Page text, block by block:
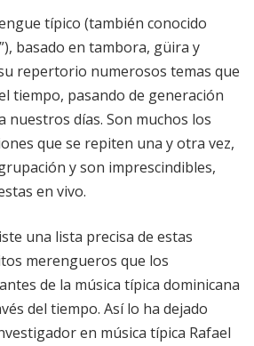
típico (también conocido
basado en tambora, güira y
repertorio numerosos temas que
tiempo, pasando de generación
nuestros días. Son muchos los
que se repiten una y otra vez,
y son imprescindibles,
en vivo.
una lista precisa de estas
merengueros que los
de la música típica dominicana
del tiempo. Así lo ha dejado
en música típica Rafael